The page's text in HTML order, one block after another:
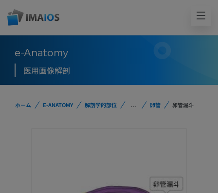
e-Anatomy
医用画像解剖
ホーム E-ANATOMY 解剖学的部位 ... 卵管 卵管漏斗